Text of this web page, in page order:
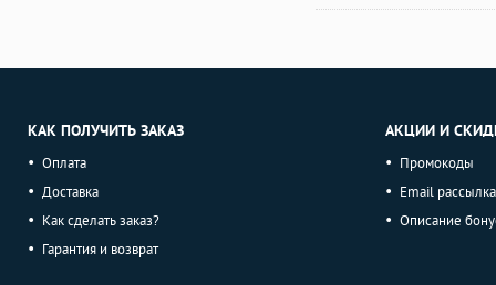
КАК ПОЛУЧИТЬ ЗАКАЗ
Оплата
Доставка
Как сделать заказ?
Гарантия и возврат
АКЦИИ И
Промокоды
Email рассылка
Описание